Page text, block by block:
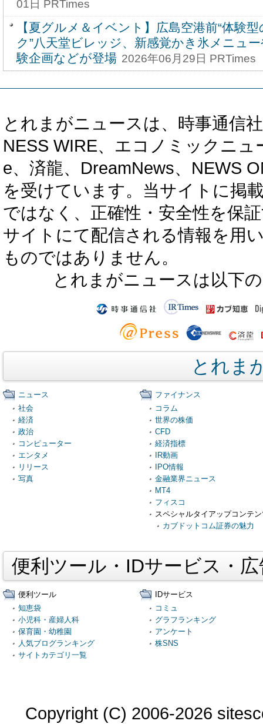
01日 PRTimes
【夏グルメ＆イベント】広島空港前“体験
ク”八天堂ビレッジ、新感覚かき氷メニュ
験企画などが登場 2026年06月29日 PRTimes
とれまがニュースは、時事通信
NESS WIRE、エコノミックニ
e、済龍、DreamNews、NEWS
を受けています。当サイトに掲
ではなく、正確性・安全性を保
サイトにて配信される情報を用
ものではありません。
とれまがニュースは以下
とれま
ニュース
社会
経済
政治
コンピューター
エンタメ
リリース
写真
ファイナンス
コラム
世界の株価
CFD
経済指標
IR動画
IPO情報
金融業界ニュース
MT4
フィスコ
スペシャルタイアップコンテ
カブドットコム証券の魅力
便利ツール・IDサービス・
便利ツール
知恵袋
小児科・産婦人科
保育園・幼稚園
人気ブログランキング
サイトカテゴリ一覧
IDサービス
コミュ
グラフランキング
アンケート
株SNS
Copyright (C) 2006-2026